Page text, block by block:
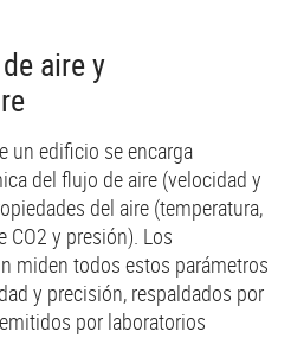
aire y
un edificio se encarga
del flujo de aire (velocidad y
del aire (temperatura,
CO2 y presión). Los
miden todos estos parámetros
y precisión, respaldados por
por laboratorios